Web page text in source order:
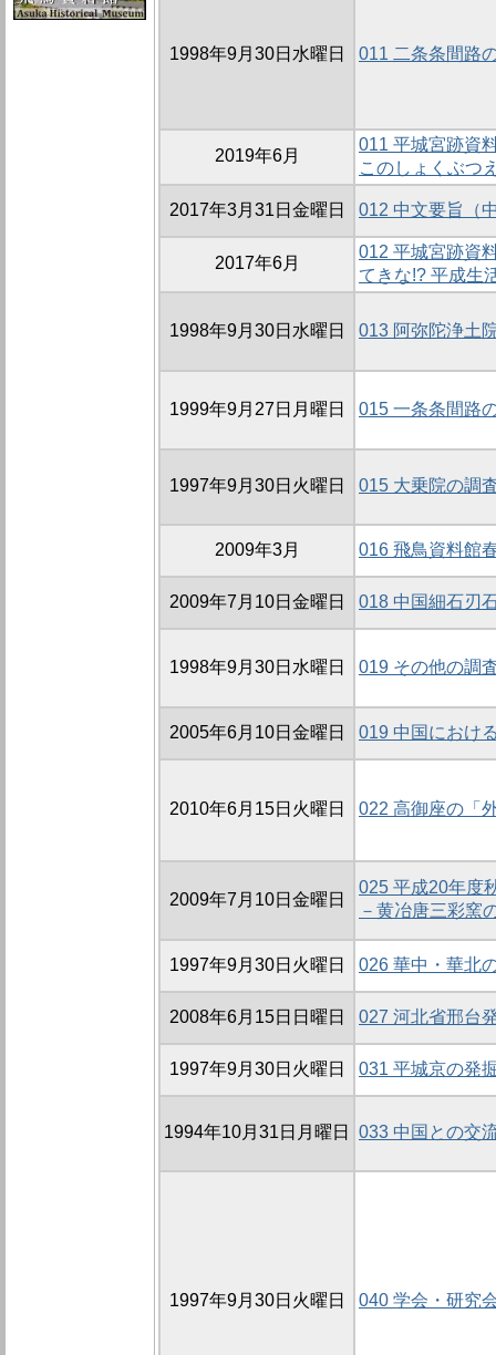
1998年9月30日水曜日 011 二条条間路
2019年6月
011 平城宮跡資
このしょくぶつ
2017年3月31日金曜日 012 中文要旨（
2017年6月
012 平城宮跡資
てきな!? 平成生
1998年9月30日水曜日 013 阿弥陀浄土
1999年9月27日月曜日 015 一条条間路
1997年9月30日火曜日 015 大乗院の調
2009年3月 016 飛鳥資料館
2009年7月10日金曜日 018 中国細石刃
1998年9月30日水曜日 019 その他の調
2005年6月10日金曜日 019 中国におけ
2010年6月15日火曜日 022 高御座の「
2009年7月10日金曜日
025 平成20年度
－黄冶唐三彩窯
1997年9月30日火曜日 026 華中・華北
2008年6月15日日曜日 027 河北省邢台
1997年9月30日火曜日 031 平城京の発
1994年10月31日月曜日 033 中国との交
1997年9月30日火曜日 040 学会・研究